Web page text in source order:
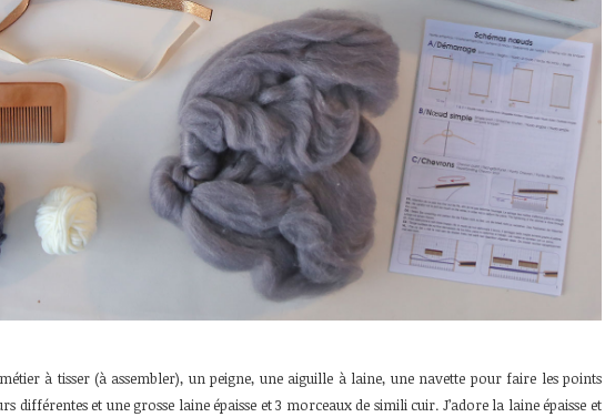
à tisser (à assembler), un peigne, une aiguille à laine, une navette pour faire les points
différentes et une grosse laine épaisse et 3 morceaux de simili cuir. J’adore la laine épaisse et